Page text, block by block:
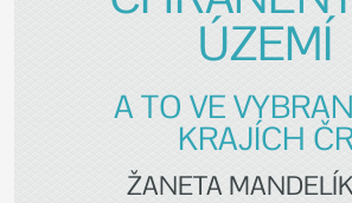
ÚZEMÍ
A TO VE
KRAJÍCH
ŽANETA